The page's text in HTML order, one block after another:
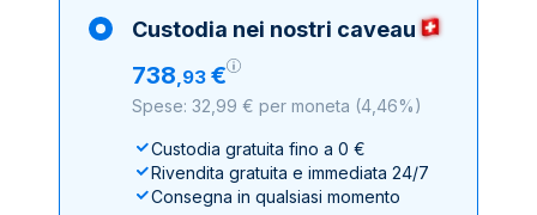
Custodia nei nostri caveau
738,93 €
Spese: 32,99 € per moneta (4,46%)
Custodia gratuita fino a 0 €
Rivendita gratuita e immediata 24/7
Consegna in qualsiasi momento